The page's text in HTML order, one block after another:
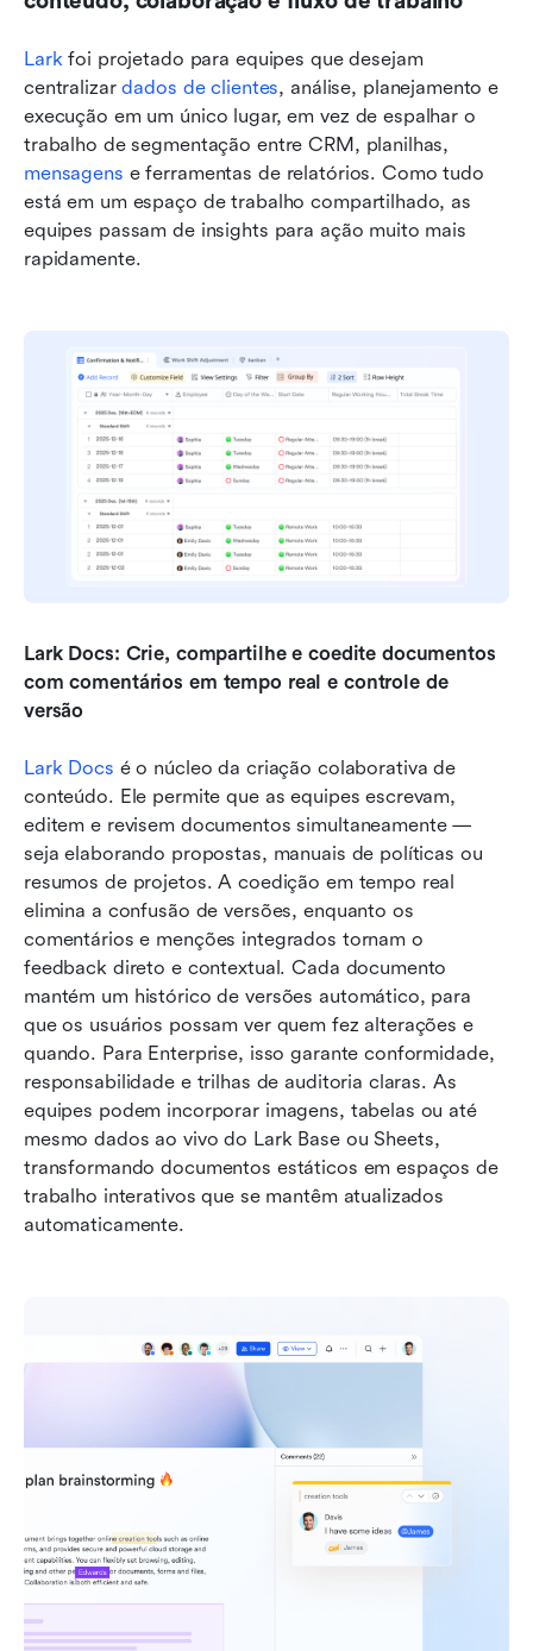
Lark foi projetado para equipes que desejam
centralizar dados de clientes, análise, planejamento e
execução em um único lugar, em vez de espalhar o
mensagens e ferramentas de relatórios. Como tudo
está em um espaço de trabalho compartilhado, as
equipes passam de insights para ação muito mais
rapidamente.
Lark Docs: Crie, compartilhe e coedite documentos
com comentários em tempo real e controle de
versão
Lark Docs é o núcleo da criação colaborativa de
conteúdo. Ele permite que as equipes escrevam,
editem e revisem documentos simultaneamente —
seja elaborando propostas, manuais de políticas ou
resumos de projetos. A coedição em tempo real
elimina a confusão de versões, enquanto os
comentários e menções integrados tornam o
feedback direto e contextual. Cada documento
mantém um histórico de versões automático, para
que os usuários possam ver quem fez alterações e
quando. Para Enterprise, isso garante conformidade,
responsabilidade e trilhas de auditoria claras. As
equipes podem incorporar imagens, tabelas ou até
mesmo dados ao vivo do Lark Base ou Sheets,
transformando documentos estáticos em espaços de
trabalho interativos que se mantêm atualizados
automaticamente.